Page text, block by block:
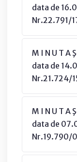
data de
Nr.22.791/
M I N U T A
data de
Nr.21.724/
M I N U T A
data de
Nr.19.790/